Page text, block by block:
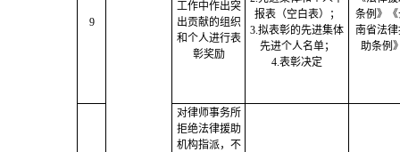
9
工作中作出突
出贡献的组织
和个人进行表
彰奖励
报表（空白表）；
3.拟表彰的先进集体
先进个人名单；
4.表彰决定
条例》《
南省法律
助条例
对律师事务所
拒绝法律援助
机构指派，不